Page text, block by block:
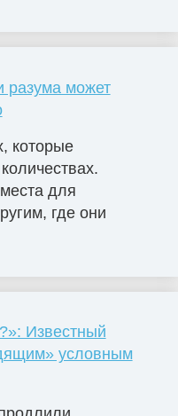
разума может
которые
для
где они
Известный
условным